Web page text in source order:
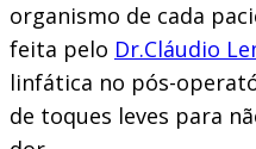
organismo de cada
feita pelo Dr.Cláudio
linfática no pós-
de toques leves para